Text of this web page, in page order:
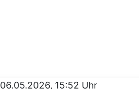
06.05.2026, 15:52 Uhr